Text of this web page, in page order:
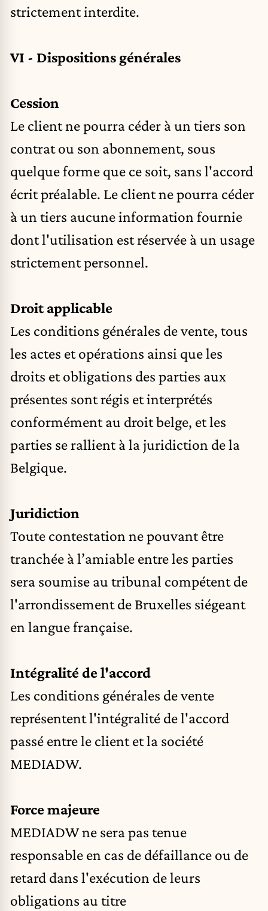
strictement interdite.
VI - Dispositions générales
Cession
Le client ne pourra céder à un tiers son
contrat ou son abonnement, sous
quelque forme que ce soit, sans l'accord
écrit préalable. Le client ne pourra céder
à un tiers aucune information fournie
dont l'utilisation est réservée à un usage
strictement personnel.
Droit applicable
Les conditions générales de vente, tous
les actes et opérations ainsi que les
droits et obligations des parties aux
présentes sont régis et interprétés
conformément au droit belge, et les
parties se rallient à la juridiction de la
Belgique.
Juridiction
Toute contestation ne pouvant être
tranchée à l’amiable entre les parties
sera soumise au tribunal compétent de
l'arrondissement de Bruxelles siégeant
en langue française.
Intégralité de l'accord
Les conditions générales de vente
représentent l'intégralité de l'accord
passé entre le client et la société
MEDIADW.
Force majeure
MEDIADW ne sera pas tenue
responsable en cas de défaillance ou de
retard dans l'exécution de leurs
obligations au titre